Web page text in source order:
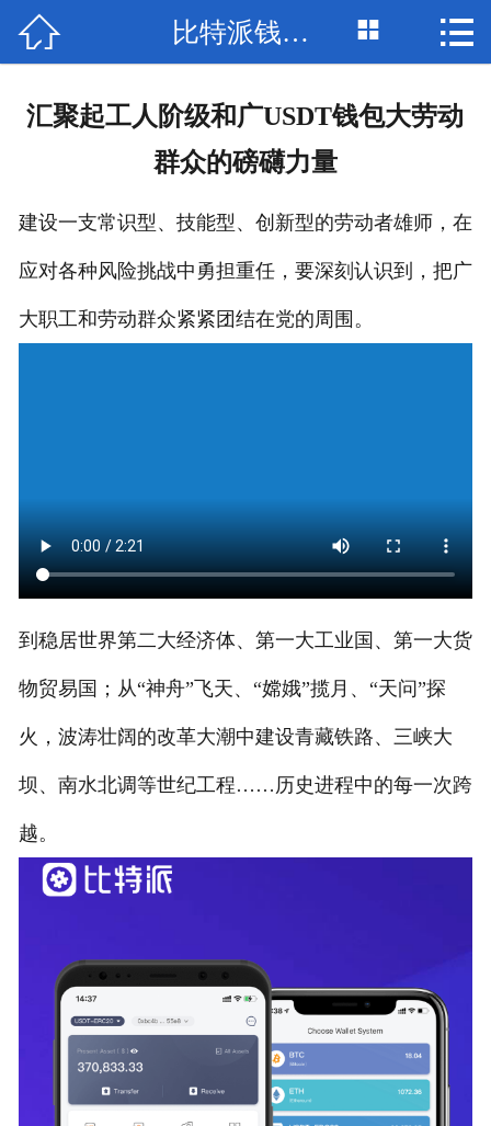
网站首页
比特派下载
 比特派钱包下载  
汇聚起工人阶级和广USDT钱包大劳动
群众的磅礴力量
建设一支常识型、技能型、创新型的劳动者雄师，在
应对各种风险挑战中勇担重任，要深刻认识到，把广
大职工和劳动群众紧紧团结在党的周围。
到稳居世界第二大经济体、第一大工业国、第一大货
物贸易国；从“神舟”飞天、“嫦娥”揽月、“天问”探
火，波涛壮阔的改革大潮中建设青藏铁路、三峡大
坝、南水北调等世纪工程……历史进程中的每一次跨
越。